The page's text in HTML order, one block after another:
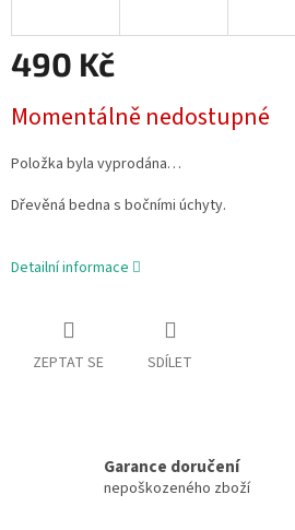
490 Kč
cena:
Momentálně nedostupné
Položka byla vyprodána…
Dřevěná bedna s bočními úchyty.
Detailní informace
ZEPTAT SE SDÍLET
Garance doručení
nepoškozeného zboží